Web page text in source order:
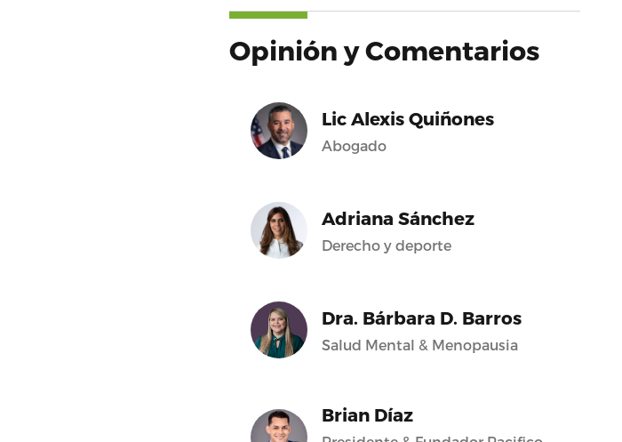
Opinión y Comentarios
Lic Alexis Quiñones
Abogado
Adriana Sánchez
Derecho y deporte
Dra. Bárbara D. Barros
Salud Mental & Menopausia
Brian Díaz